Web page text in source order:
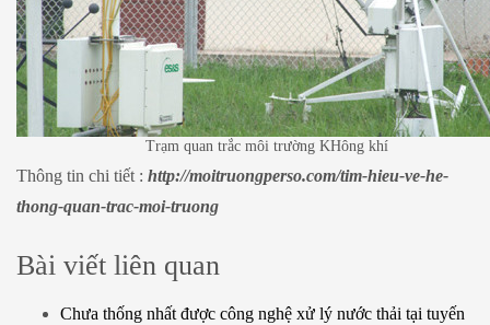
Trạm quan trắc môi trường KHông khí
Thông tin chi tiết : http://moitruongperso.com/tim-hieu-ve-he-
thong-quan-trac-moi-truong
Bài viết liên quan
Chưa thống nhất được công nghệ xử lý nước thải tại tuyến